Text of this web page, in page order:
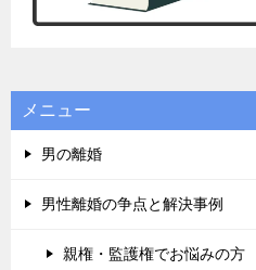
メニュー
男の離婚
男性離婚の争点と解決事例
親権・監護権でお悩みの方